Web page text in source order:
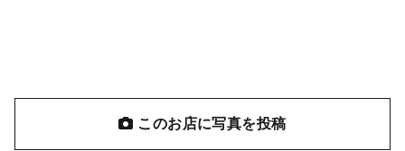
このお店に写真を投稿